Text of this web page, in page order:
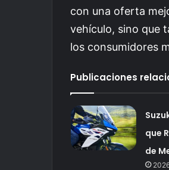
con una oferta
vehículo, sino que
los consumidores
Publicaciones
que
de